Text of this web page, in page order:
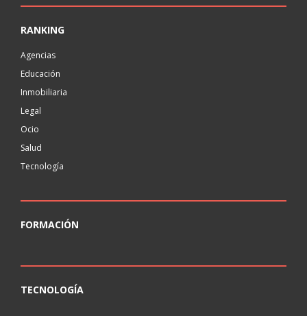
RANKING
Agencias
Educación
Inmobiliaria
Legal
Ocio
Salud
Tecnología
FORMACIÓN
TECNOLOGÍA